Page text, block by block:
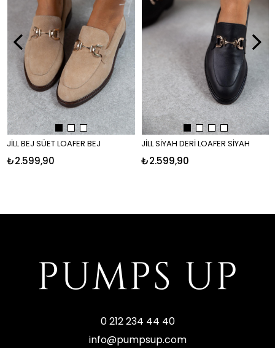
JİLL BEJ SÜET LOAFER BEJ
₺2.599,90
JİLL SİYAH DERİ LOAFER SİYAH
₺2.599,90
0 212 234 44 40
info@pumpsup.com